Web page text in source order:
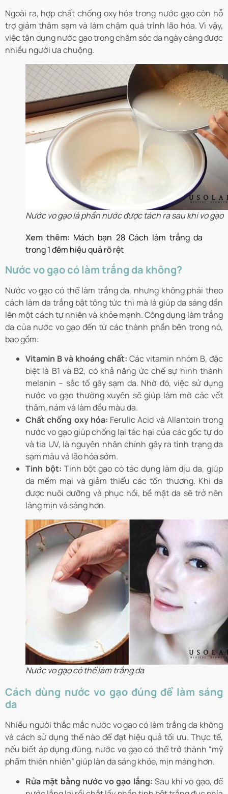
Ngoài ra, hợp chất chống oxy hóa trong nước gạo còn hỗ
trợ giảm thâm sạm và làm chậm quá trình lão hóa. Vì vậy,
việc tận dụng nước gạo trong chăm sóc da ngày càng được
nhiều người ưa chuộng.
Nước vo gạo là phần nước được tách ra sau khi vo gạo
Xem thêm: Mách bạn 28 Cách làm trắng da
trong 1 đêm hiệu quả rõ rệt
Nước vo gạo có làm trắng da không?
Nước vo gạo có thể làm trắng da, nhưng không phải theo
cách làm da trắng bật tông tức thì mà là giúp da sáng dần
lên một cách tự nhiên và khỏe mạnh. Công dụng làm trắng
da của nước vo gạo đến từ các thành phần bên trong nó,
bao gồm:
Vitamin B và khoáng chất: Các vitamin nhóm B, đặc
biệt là B1 và B2, có khả năng ức chế sự hình thành
melanin – sắc tố gây sạm da. Nhờ đó, việc sử dụng
nước vo gạo thường xuyên sẽ giúp làm mờ các vết
thâm, nám và làm đều màu da.
Chất chống oxy hóa: Ferulic Acid và Allantoin trong
nước vo gạo giúp chống lại tác hại của các gốc tự do
và tia UV, là nguyên nhân chính gây ra tình trạng da
sạm màu và lão hóa sớm.
Tinh bột: Tinh bột gạo có tác dụng làm dịu da, giúp
da mềm mại và giảm thiểu các tổn thương. Khi da
được nuôi dưỡng và phục hồi, bề mặt da sẽ trở nên
láng mịn và sáng hơn.
Nước vo gạo có thể làm trắng da
Cách dùng nước vo gạo đúng để làm sáng
da
Nhiều người thắc mắc nước vo gạo có làm trắng da không
và cách sử dụng thế nào để đạt hiệu quả tối ưu. Thực tế,
nếu biết áp dụng đúng, nước vo gạo có thể trở thành “mỹ
phẩm thiên nhiên” giúp làn da sáng khỏe, mịn màng hơn.
Rửa mặt bằng nước vo gạo lắng: Sau khi vo gạo, để